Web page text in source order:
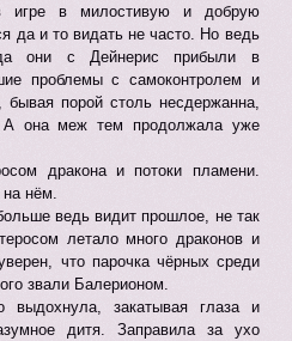
игре в милостивую и добрую
да и то видать не часто. Но ведь
они с Дейнерис прибыли в
проблемы с самоконтролем и
порой столь несдержанна,
А она меж тем продолжала уже
дракона и потоки пламени.
нём.
ведь видит прошлое, не так
летало много драконов и
что парочка чёрных среди
звали Балерионом.
выдохнула, закатывая глаза и
дитя. Заправила за ухо